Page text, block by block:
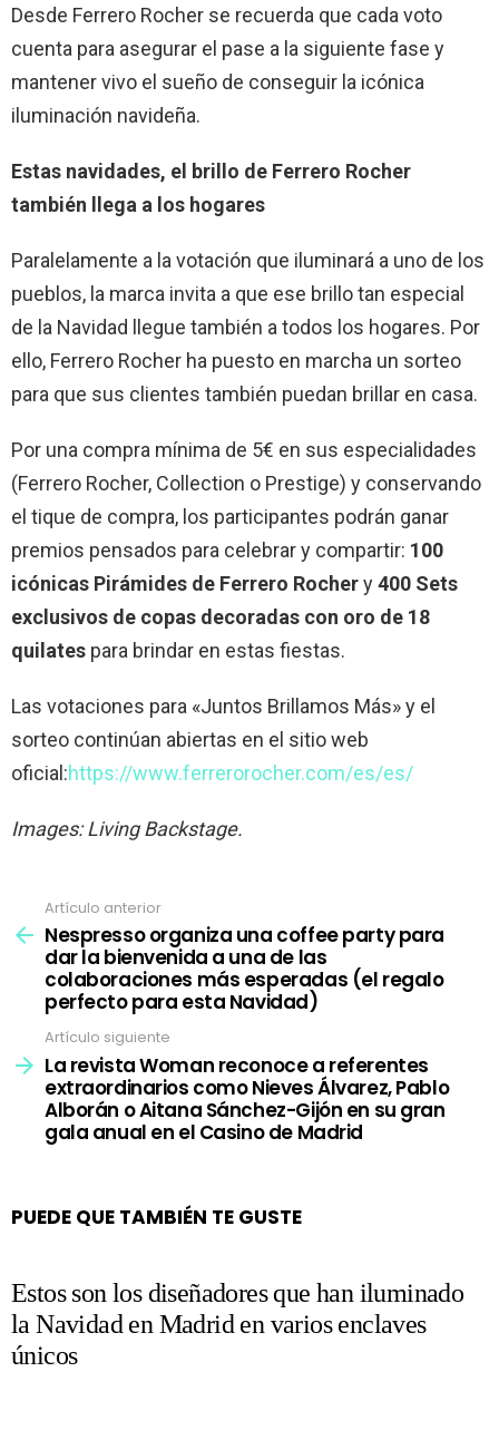
Desde Ferrero Rocher se recuerda que cada voto
cuenta para asegurar el pase a la siguiente fase y
mantener vivo el sueño de conseguir la icónica
iluminación navideña.
Estas navidades, el brillo de Ferrero Rocher
también llega a los hogares
Paralelamente a la votación que iluminará a uno de los
pueblos, la marca invita a que ese brillo tan especial
de la Navidad llegue también a todos los hogares. Por
ello, Ferrero Rocher ha puesto en marcha un sorteo
para que sus clientes también puedan brillar en casa.
Por una compra mínima de 5€ en sus especialidades
(Ferrero Rocher, Collection o Prestige) y conservando
el tique de compra, los participantes podrán ganar
premios pensados para celebrar y compartir: 100
icónicas Pirámides de Ferrero Rochery400 Sets
exclusivos de copas decoradas con oro de 18
quilates para brindar en estas fiestas.
Las votaciones para «Juntos Brillamos Más» y el
sorteo continúan abiertas en el sitio web
oficial:https://www.ferrerorocher.com/es/es/
Images: Living Backstage.
más
Artículo anterior
Nespresso organiza una coffee party para
dar la bienvenida a una de las
colaboraciones más esperadas (el regalo
perfecto para esta Navidad)
Artículo siguiente
La revista Woman reconoce a referentes
extraordinarios como Nieves Álvarez, Pablo
Alborán o Aitana Sánchez-Gijón en su gran
gala anual en el Casino de Madrid
PUEDE QUE TAMBIÉN TE GUSTE
Estos son los diseñadores que han iluminado
la Navidad en Madrid en varios enclaves
únicos